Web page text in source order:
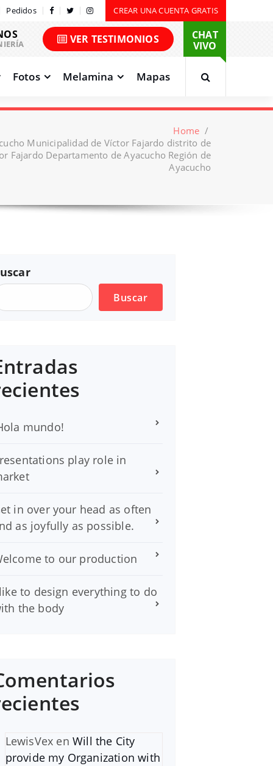
Pedidos CREAR UNA CUENTA GRATIS
VER TESTIMONIOS
CHAT
VIVO
Fotos Melamina Mapas
Home /
Municipalidad de Víctor Fajardo distrito de
Fajardo Departamento de Ayacucho Región de
Ayacucho
Buscar
mundo!
play role in
in over your head as often
as joyfully as possible.
to our production
to design everything to do
the body
LewisVex en Will the City
provide my Organization with